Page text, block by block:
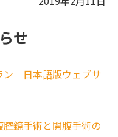
ン 日本語版ウェブサ
鏡手術と開腹手術の